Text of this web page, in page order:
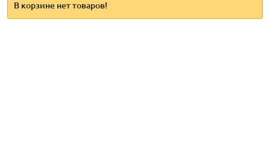
В корзине нет товаров!